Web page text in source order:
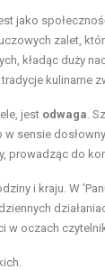
jako
zalet,
kładąc duży
kulinarne
jest odwaga.
sensie
prowadząc do
i kraju. W
w oczach